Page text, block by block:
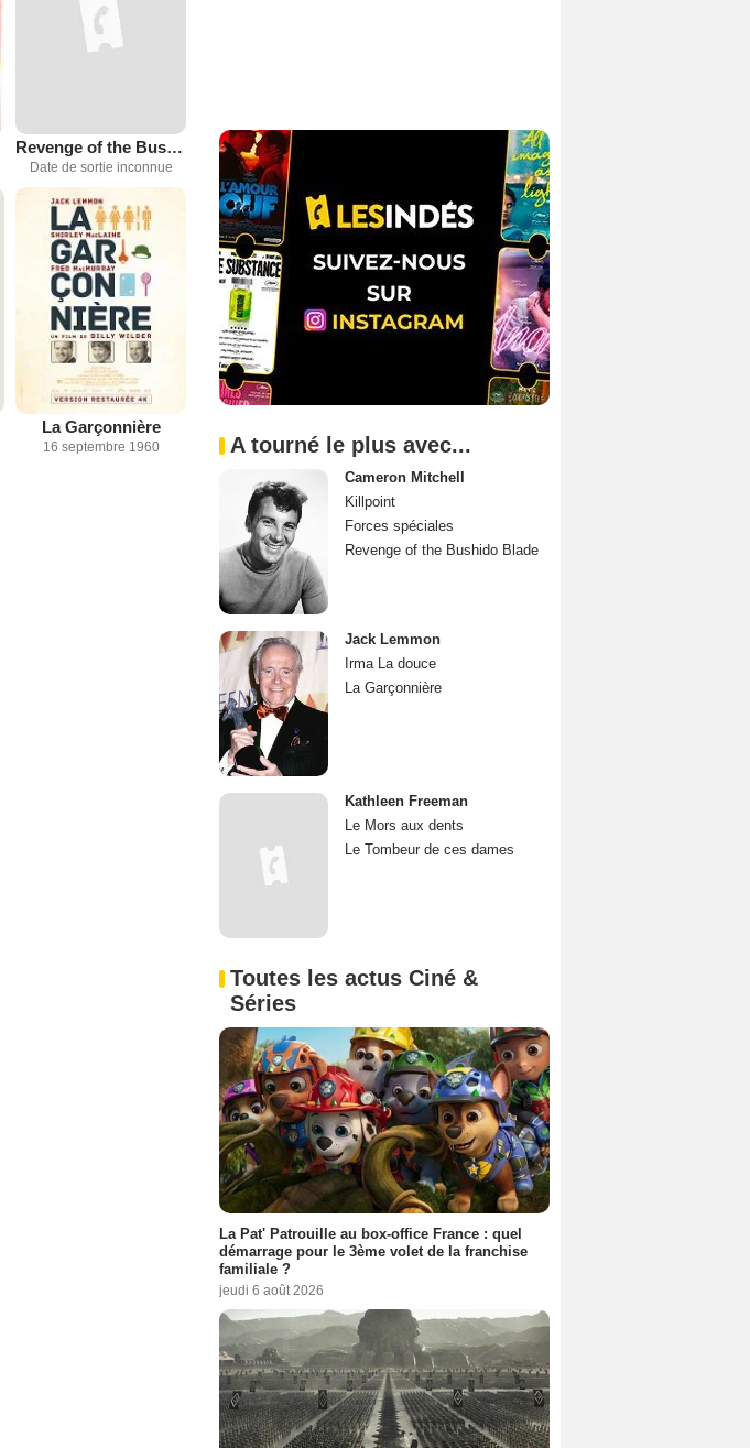
Revenge of the Bushido Blade
Date de sortie inconnue
La Garçonnière
16 septembre 1960 A tourné le plus avec...
Cameron Mitchell
Killpoint
Forces spéciales
Revenge of the Bushido Blade
Jack Lemmon
Irma La douce
La Garçonnière
Kathleen Freeman
Le Mors aux dents
Le Tombeur de ces dames
Toutes les actus Ciné &
Séries
La Pat' Patrouille au box-office France : quel
démarrage pour le 3ème volet de la franchise
familiale ?
jeudi 6 août 2026